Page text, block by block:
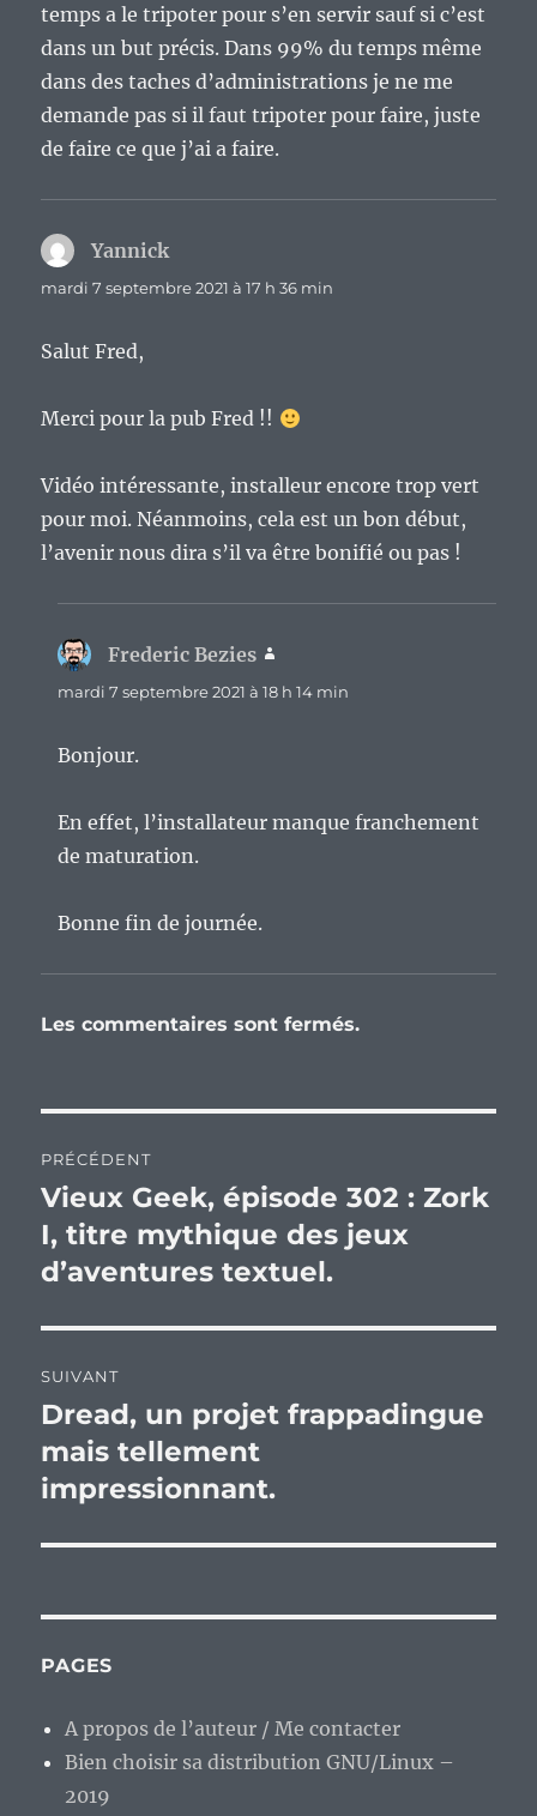
temps a le tripoter pour s’en servir sauf si c’est
dans un but précis. Dans 99% du temps même
dans des taches d’administrations je ne me
demande pas si il faut tripoter pour faire, juste
de faire ce que j’ai a faire.
Yannickdit :
mardi 7 septembre 2021 à 17 h 36 min
Salut Fred,
Merci pour la pub Fred !!
Vidéo intéressante, installeur encore trop vert
pour moi. Néanmoins, cela est un bon début,
l’avenir nous dira s’il va être bonifié ou pas !
Frederic Bezies
mardi 7 septembre 2021 à 18 h 14 min
Bonjour.
En effet, l’installateur manque franchement
de maturation.
Bonne fin de journée.
Les commentaires sont fermés.
de
l’article
PRÉCÉDENT
Publication
précédente :
Vieux Geek, épisode 302 : Zork
I, titre mythique des jeux
d’aventures textuel.
SUIVANT
Publication
suivante :
Dread, un projet frappadingue
mais tellement
impressionnant.
PAGES
A propos de l’auteur / Me contacter
Bien choisir sa distribution GNU/Linux –
2019